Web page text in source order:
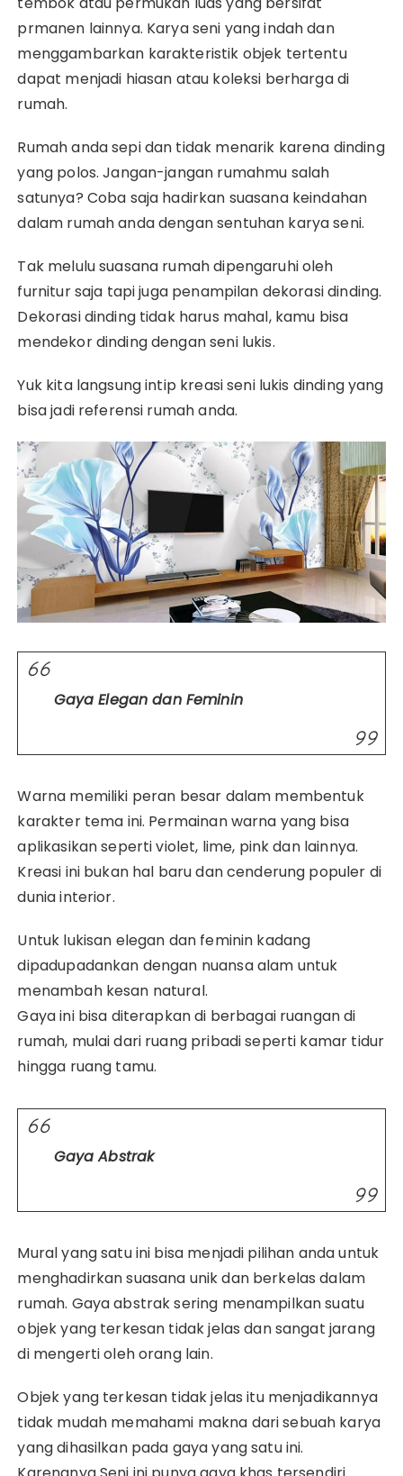
prmanen lainnya. Karya seni yang indah dan
menggambarkan karakteristik objek tertentu
dapat menjadi hiasan atau koleksi berharga di
rumah.
Rumah anda sepi dan tidak menarik karena dinding
yang polos. Jangan-jangan rumahmu salah
satunya? Coba saja hadirkan suasana keindahan
dalam rumah anda dengan sentuhan karya seni.
Tak melulu suasana rumah dipengaruhi oleh
furnitur saja tapi juga penampilan dekorasi dinding.
Dekorasi dinding tidak harus mahal, kamu bisa
mendekor dinding dengan seni lukis.
Yuk kita langsung intip kreasi seni lukis dinding yang
bisa jadi referensi rumah anda.
Gaya Elegan dan Feminin
Warna memiliki peran besar dalam membentuk
karakter tema ini. Permainan warna yang bisa
aplikasikan seperti violet, lime, pink dan lainnya.
Kreasi ini bukan hal baru dan cenderung populer di
dunia interior.
Untuk lukisan elegan dan feminin kadang
dipadupadankan dengan nuansa alam untuk
menambah kesan natural.
Gaya ini bisa diterapkan di berbagai ruangan di
rumah, mulai dari ruang pribadi seperti kamar tidur
hingga ruang tamu.
Gaya Abstrak
Mural yang satu ini bisa menjadi pilihan anda untuk
menghadirkan suasana unik dan berkelas dalam
rumah. Gaya abstrak sering menampilkan suatu
objek yang terkesan tidak jelas dan sangat jarang
di mengerti oleh orang lain.
Objek yang terkesan tidak jelas itu menjadikannya
tidak mudah memahami makna dari sebuah karya
yang dihasilkan pada gaya yang satu ini.